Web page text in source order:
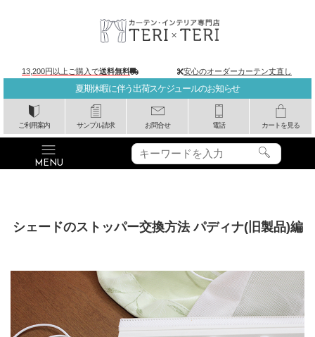
夏期休暇に伴う出荷スケジュールのお知らせ
ご利用案内 サンプル請求 お問合せ 電話 カートを見る
13,200円以上ご購入で送料無料 安心のオーダーカーテン丈直し
シェードのストッパー交換方法 パディナ(旧製品)編